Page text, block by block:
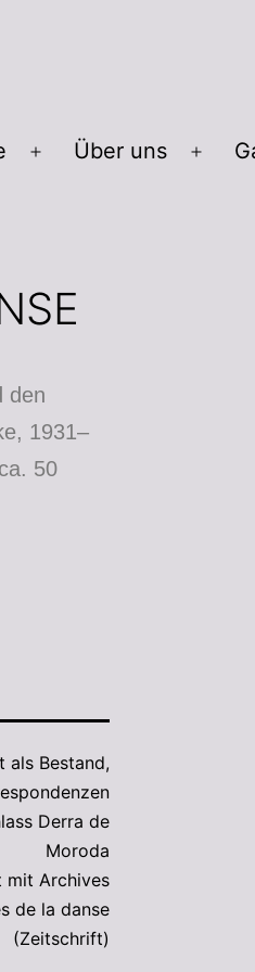
Über uns
den
1931–
50
als Bestand,
Derra de
Moroda
mit Archives
de la danse
(Zeitschrift)